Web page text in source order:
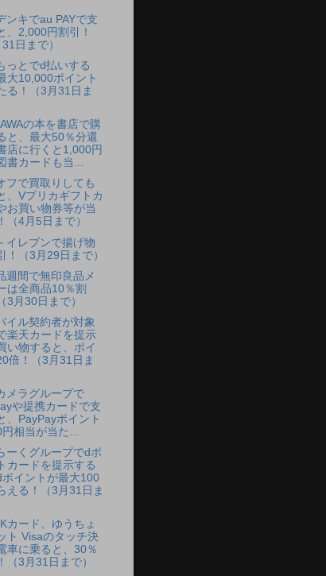
ンキでau PAYで支
、2,000円割引！
31日まで）
っとでd払いする
大10,000ポイント
る！（3月31日ま
の本を書店で購
と、最大50％分還
店に行くと1,000円
書カードも当...
フで買取りしても
、Vプリカギフトカ
お買い物券等が当
（4月5日まで）
イレブンで揚げ物
！（3月29日まで）
週間で無印良品メ
は全商品10％割
3月30日まで）
イル契約者が対象
楽天カードを提示
い物すると、ポイ
倍！（3月31日ま
メラグループで
や提携カードで支
、PayPayポイント
相当が当た...
ーくグループでdポ
カードを提示する
ポイントが最大100
える！（3月31日ま
カード、ゆうちょ
ト Visaのタッチ決
車に乗ると、30％
（3月31日まで）